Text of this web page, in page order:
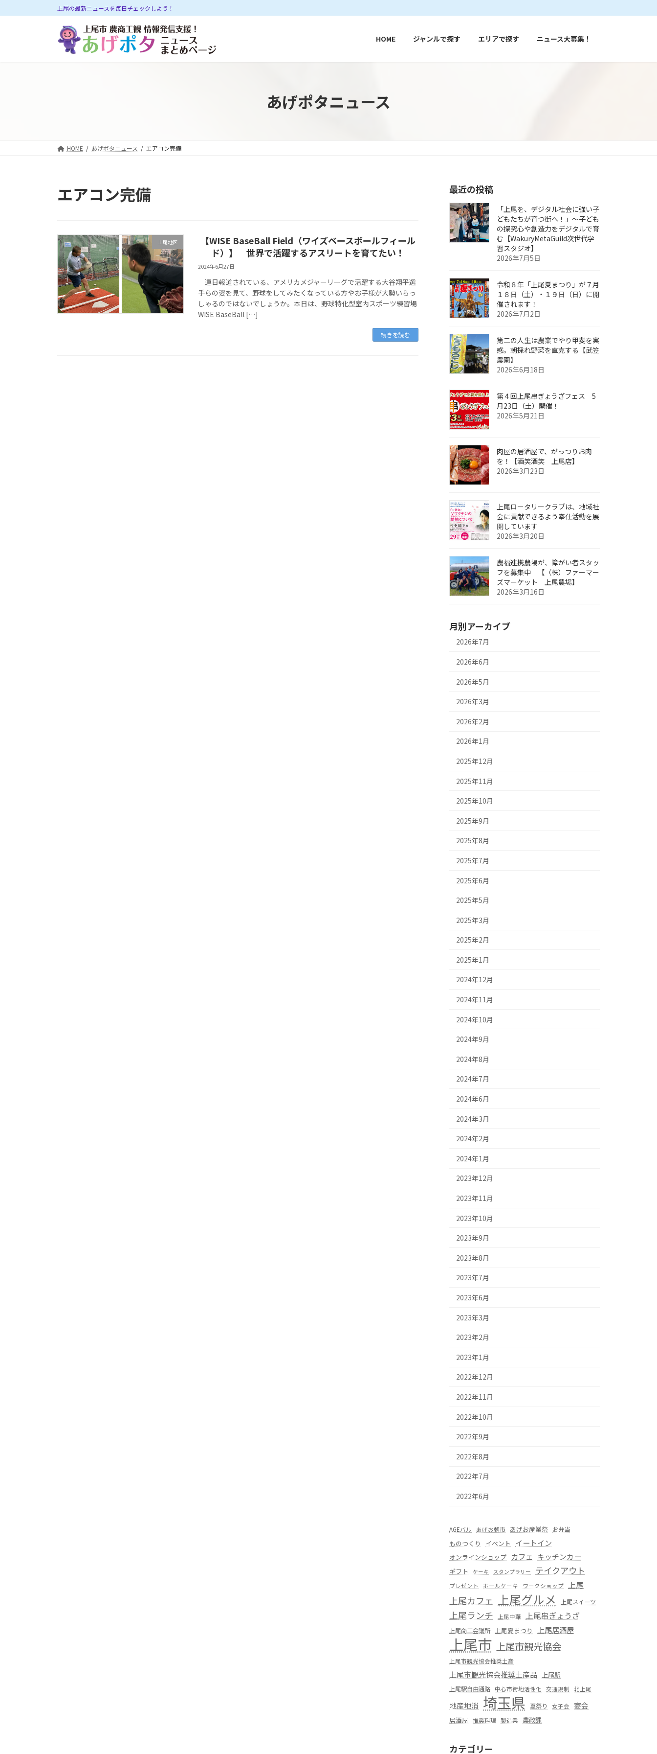
ン
ビ
上尾の最新ニュースを毎日チェックしよう！
HOME ジャンルで探す エリアで探す ニュース大募集！
あげポタニュース
HOME あげポタニュース エアコン完備
エアコン完備
上尾地区
【WISE BaseBall Field（ワイズベースボールフィール
ド）】 世界で活躍するアスリートを育てたい！
2024年6月27日
連日報道されている、アメリカメジャーリーグで活躍する大谷翔平選
手らの姿を見て、野球をしてみたくなっている方やお子様が大勢いらっ
しゃるのではないでしょうか。本日は、野球特化型室内スポーツ練習場
WISE BaseBall […]
続きを読む
最近の投稿
「上尾を、デジタル社会に強い子
どもたちが育つ街へ！」〜子ども
の探究心や創造力をデジタルで育
む【WakuryMetaGuild次世代学
習スタジオ】
2026年7月5日
令和８年「上尾夏まつり」が７月
１８日（土）・１９日（日）に開
催されます！
2026年7月2日
第二の人生は農業でやり甲斐を実
感。朝採れ野菜を直売する【武笠
農園】
2026年6月18日
第４回上尾串ぎょうざフェス 5
月23日（土）開催！
2026年5月21日
肉屋の居酒屋で、がっつりお肉
を！【酒笑酒笑 上尾店】
2026年3月23日
上尾ロータリークラブは、地域社
会に貢献できるよう奉仕活動を展
開しています
2026年3月20日
農福連携農場が、障がい者スタッ
フを募集中 【（株）ファーマー
ズマーケット 上尾農場】
2026年3月16日
月別アーカイブ
2026年7月
2026年6月
2026年5月
2026年3月
2026年2月
2026年1月
2025年12月
2025年11月
2025年10月
2025年9月
2025年8月
2025年7月
2025年6月
2025年5月
2025年3月
2025年2月
2025年1月
2024年12月
2024年11月
2024年10月
2024年9月
2024年8月
2024年7月
2024年6月
2024年3月
2024年2月
2024年1月
2023年12月
2023年11月
2023年10月
2023年9月
2023年8月
2023年7月
2023年6月
2023年3月
2023年2月
2023年1月
2022年12月
2022年11月
2022年10月
2022年9月
2022年8月
2022年7月
2022年6月
AGEバル あげお朝市 あげお産業祭 お弁当
ものつくり イベント イートイン
オンラインショップ カフェ キッチンカー
ギフト ケーキ スタンプラリー テイクアウト
プレゼント ホールケーキ ワークショップ 上尾
上尾カフェ 上尾グルメ 上尾スイーツ
上尾ランチ 上尾中華 上尾串ぎょうざ
上尾商工会議所 上尾夏まつり 上尾居酒屋
上尾市 上尾市観光協会
上尾市観光協会推奨土産
上尾市観光協会推奨土産品 上尾駅
上尾駅自由通路 中心市街地活性化 交通規制 北上尾
地産地消 埼玉県 夏祭り 女子会 宴会
居酒屋 推奨料理 製造業 農政課
カテゴリー